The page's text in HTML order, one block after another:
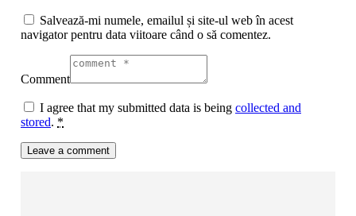
Salvează-mi numele, emailul și site-ul web în acest
navigator pentru data viitoare când o să comentez.
Comment
I agree that my submitted data is being collected and
stored. *